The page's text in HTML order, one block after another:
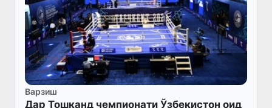
Варзиш
Дар Тошканд чемпионати Ўзбекистон оид